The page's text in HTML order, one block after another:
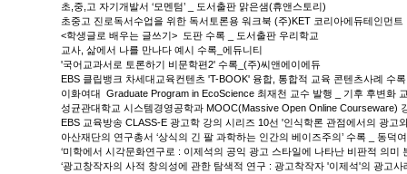
초,중,고 자기개발서 ‘모멘텀’ _ 도서출판 맑은샘(휴앤스토리)
초중고 진로독서수업을 위한 독서토론용 워크북 (주)KET 코리아에듀테인먼트
<학생글로 배우는 글쓰기> 도판 수록 _ 도서출판 우리학교
교사, 삶에서 나를 만나다 예시 수록_에듀니티
'국어교과서로 토론하기 비문학편2' 수록_(주)씨앤에이에듀
EBS 클립뱅크 차세대교육컨텐츠 'T-BOOK' 융합, 통합적 교육 콘텐츠사례 수
이화여대 Graduate Program in EcoScience 최재천 교수 발행 _ 기후 후변화
성균관대학교 시스템경영공학과 MOOC(Massive Open Online Courseware)
EBS 교육방송 CLASS-E 광고학 강의 시리즈 10선 '인식학론 관점에서의 광고
아산재단의 연구총서 ‘상식의 긴 팔 과학하는 인간의 베이즈주의’ 수록 _ 동덕
‘미학에서 시각문화연구로 : 이제석의 공익 광고 스타일에 나타난 비판적 의미
‘광고창작자의 사적 창의성에 관한 탐색적 연구 : 광고착작자 '이제석'의 광고